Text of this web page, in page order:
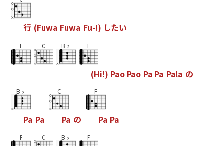
行 (Fuwa Fuwa Fu-!) したい
F C B♭ F
(Hi!) Pao Pao Pa Pa Pala の
B♭
Pa Pa
C
Pa の
F
Pa Pa
F C B♭ F